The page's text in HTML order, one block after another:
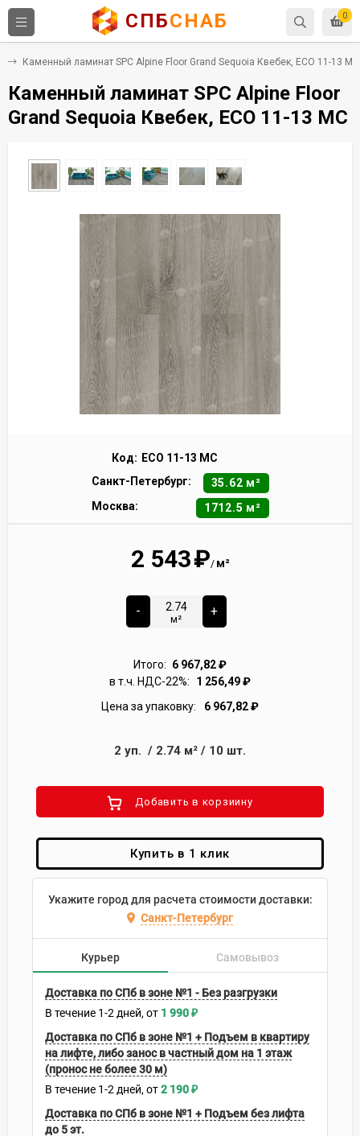
0
СПБСНАБ
Каменный ламинат SPC Alpine Floor Grand Sequoia Квебек, ECO 11-13 MC
Каменный ламинат SPC Alpine Floor
Grand Sequoia Квебек, ECO 11-13 MC
Код: ECO 11-13 MC
Санкт-Петербург:
35.62 м²
Москва:
1712.5 м²
2 543₽/ м²
-
м²
+
Итого: 6 967,82₽
в т.ч. НДС-22%:
1 256,49₽
Цена за упаковку:
6 967,82₽
2 уп. / 2.74 м² / 10 шт.
Добавить в корзиину
Купить в 1 клик
Укажите город для расчета стоимости доставки:
Санкт-Петербург
Курьер Самовывоз
Доставка по СПб в зоне №1 - Без разгрузки
В течение 1-2 дней 1 990₽
Доставка по СПб в зоне №1 + Подъем в квартиру
на лифте, либо занос в частный дом на 1 этаж
(пронос не более 30 м)
В течение 1-2 дней 2 190₽
Доставка по СПб в зоне №1 + Подъем без лифта
до 5 эт.